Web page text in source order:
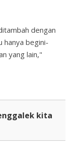
dengan
hanya begini-
yang lain,"
kita